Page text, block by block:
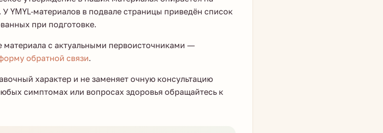
YMYL-материалов в подвале страницы приведён список
при подготовке.
с актуальными первоисточниками —
обратной связи.
характер и не заменяет очную консультацию
симптомах или вопросах здоровья обращайтесь к